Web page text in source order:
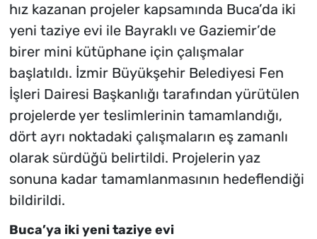
hız kazanan projeler kapsamında Buca’da iki
yeni taziye evi ile Bayraklı ve Gaziemir’de
birer mini kütüphane için çalışmalar
başlatıldı. İzmir Büyükşehir Belediyesi Fen
İşleri Dairesi Başkanlığı tarafından yürütülen
projelerde yer teslimlerinin tamamlandığı,
dört ayrı noktadaki çalışmaların eş zamanlı
olarak sürdüğü belirtildi. Projelerin yaz
sonuna kadar tamamlanmasının hedeflendiği
bildirildi.
Buca’ya iki yeni taziye evi